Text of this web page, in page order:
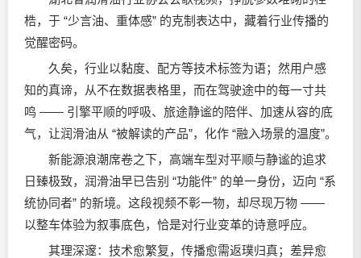
梏，于 “少言油、重体感” 的克制表达中，藏着行业传播的
觉醒密码。
久矣，行业以黏度、配方等技术标签为语；然用户感
知的真谛，从不在数据表格里，而在驾驶途中的每一寸共
鸣 —— 引擎平顺的呼吸、旅途静谧的陪伴、加速从容的底
气，让润滑油从 “被解读的产品”，化作 “融入场景的温度”。
新能源浪潮席卷之下，高端车型对平顺与静谧的追求
日臻极致，润滑油早已告别 “功能件” 的单一身份，迈向 “系
统协同者” 的新境。这段视频不彰一物，却尽现万物 ——
以整车体验为叙事底色，恰是对行业变革的诗意呼应。
其理深邃：技术愈繁复，传播愈需返璞归真；差异愈